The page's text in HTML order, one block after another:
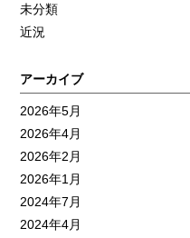
未分類
近況
アーカイブ
2026年5月
2026年4月
2026年2月
2026年1月
2024年7月
2024年4月